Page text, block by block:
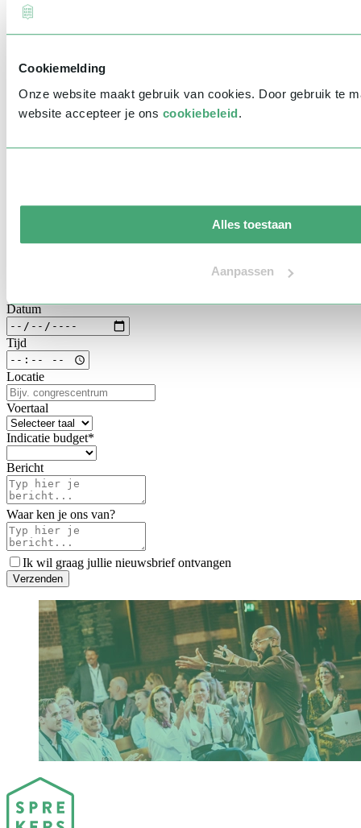
Cookiemelding
Onze website maakt gebruik van cookies. Door gebruik te
website accepteer je ons cookiebeleid.
Alles toestaan
Aanpassen
Sport
Toekomst van werk
Trendwatchers
WK & EK Voetbal
Heb je vragen of wil je liever direct iemand spreken? Neem gerust
contact met ons op viainfo@sprekershuys.nlof bel ons op030 304
(Meerdere) sprekers aanvragen
Selecteer spreker(s)
Datum
Tijd
Locatie
Voertaal
Indicatie budget*
Bericht
Waar ken je ons van?
Ik wil graag jullie nieuwsbrief ontvangen
Verzenden